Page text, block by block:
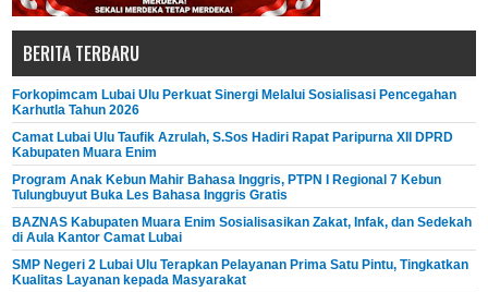
BERITA TERBARU
Forkopimcam Lubai Ulu Perkuat Sinergi Melalui Sosialisasi Pencegahan
Karhutla Tahun 2026
Camat Lubai Ulu Taufik Azrulah, S.Sos Hadiri Rapat Paripurna XII DPRD
Kabupaten Muara Enim
Program Anak Kebun Mahir Bahasa Inggris, PTPN I Regional 7 Kebun
Tulungbuyut Buka Les Bahasa Inggris Gratis
BAZNAS Kabupaten Muara Enim Sosialisasikan Zakat, Infak, dan Sedekah
di Aula Kantor Camat Lubai
SMP Negeri 2 Lubai Ulu Terapkan Pelayanan Prima Satu Pintu, Tingkatkan
Kualitas Layanan kepada Masyarakat